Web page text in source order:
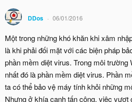
DDos 06/01/2016
Một trong những khó khăn khi xâm
là khi phải đối mặt với các biện pháp
phần mềm diệt virus. Trong môi trường
nhất đó là phần mềm diệt virus. Phần
ta có thể bảo vệ máy tính khỏi những
Nhưng ở khía cạnh tấn công, việc vượt